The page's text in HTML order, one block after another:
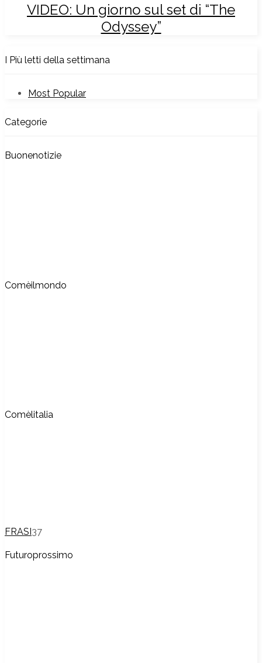
VIDEO: Un giorno sul set di “The
Odyssey”
I Più letti della settimana
Most Popular
Categorie
Buonenotizie
Comèilmondo
Comèlitalia
FRASI37
Futuroprossimo